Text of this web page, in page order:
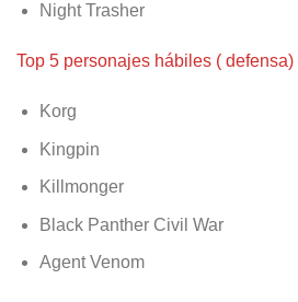
Night Trasher
Top 5 personajes hábiles ( defensa)
Korg
Kingpin
Killmonger
Black Panther Civil War
Agent Venom